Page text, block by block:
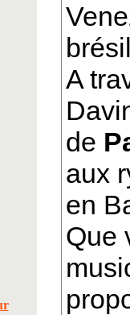
A
de
aux
en
Que